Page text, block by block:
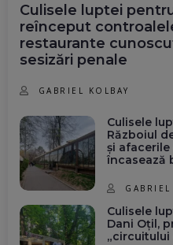
Culisele luptei
reînceput
restaurante
sesizări penale
GABRIEL KOLBAY
Culisele
Războiul
și afacerile
încasează
Culisele
Dani Oțil,
„circuitului